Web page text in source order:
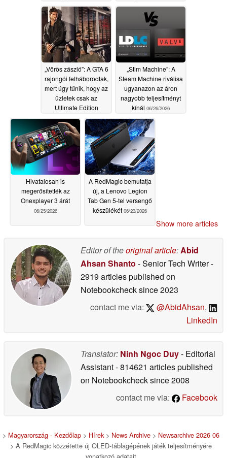
06/26/2026
„Vörös zászló”: A GTA 6
rajongói felháborodtak,
mert úgy tűnik, hogy az
üzletek csak az
Ultimate Edition
változatot kínálják
06/26/2026
„Stim Machine”: A
Steam Machine riválisa
ugyanazon az áron
nagyobb teljesítményt
kínál 06/26/2026
Hivatalosan is
megerősítették az
Onexplayer 3 árát
06/25/2026
A RedMagic bemutatja
új, a Lenovo Legion
Tab Gen 5-tel versengő
készülékét 06/23/2026
Show more articles
Editor of theoriginal article:Abid
Ahsan Shanto - Senior Tech Writer-
2919 articles published on
Notebookchecksince 2023
contact me via:
@AbidAhsan,
LinkedIn
Translator: Ninh Ngoc Duy- Editorial
Assistant- 814621 articles published
on Notebookchecksince 2008
contact me via:
Facebook
> Magyarország - Kezdőlap > Hírek> News Archive > Newsarchive 2026 06
> A RedMagic közzétette új OLED-táblagépének játék teljesítményére